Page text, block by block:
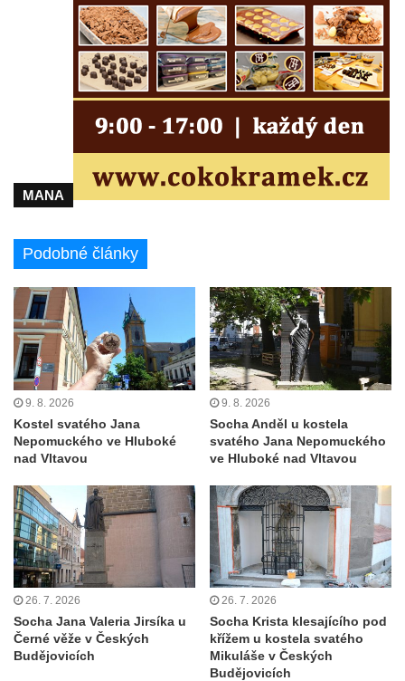
Kostel svatého Jana Křtitele na Zámeckém
náměstí v Teplicích
Chrám Povýšení svatého Kříže na
Zámeckém náměstí v Teplicích
části Kozel
(Staršího) u Lahovic
Lahovic
Kostel svatých Petra a Pavla v Želkovicích
Kaple Panny Marie Bolestné v Benešově
nad Ploučnicí
Kostel Narození Panny Marie v Benešově
nad Ploučnicí
Hrobová kaple Mattauschů na hřbitově v
Benešově nad Ploučnicí
Kostel svaté Anny v Tisé
Šumburku nad Desnou – Tanvaldu
Hřbitovní kaple v Šumburku nad Desnou –
Tanvaldu
Kostel svatého Františka z Assisi v Tanvaldu
Riedlova hrobka v Desné
Kaple svaté Alžběty Durynské v Dolních
Křečanech
MANA
Podobné články
9. 8. 2026
Kostel svatého Jana
Nepomuckého ve Hluboké
nad Vltavou
9. 8. 2026
Socha Anděl u kostela
svatého Jana Nepomuckého
ve Hluboké nad Vltavou
26. 7. 2026
Socha Jana Valeria Jirsíka u
Černé věže v Českých
Budějovicích
26. 7. 2026
Socha Krista klesajícího pod
křížem u kostela svatého
Mikuláše v Českých
Budějovicích